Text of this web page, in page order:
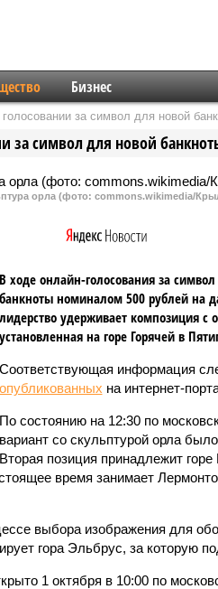
Бизнес
за символ для новой
за символ для новой
орла (фото: commons.wikimedia/
В ходе онлайн-голосования за
банкноты номиналом 500 рублей на
лидерство удерживает композиция
установленная на горе Горячей в
Соответствующая информация
опубликованных на интернет-
По состоянию на 12:30 по
вариант со скульптурой орла
Вторая позиция принадлежит
время занимает
выбора изображения для
гора Эльбрус, за которую
1 октября в 10:00 по